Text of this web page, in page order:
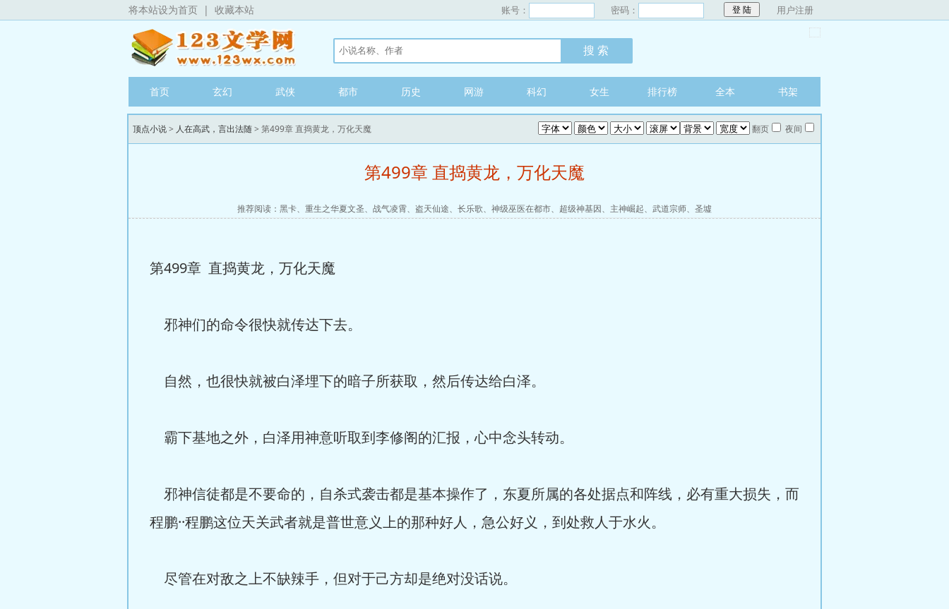
将本站设为首页 | 收藏本站 账号： 密码： 用户注册
首页 玄幻 武侠 都市 历史 网游 科幻 女生 排行榜 全本 书架
顶点小说> 人在高武，言出法随> 第499章 直捣黄龙，万化天魔 翻页 夜间
第499章 直捣黄龙，万化天魔
推荐阅读： 黑卡、 重生之华夏文圣、 战气凌霄、 盗天仙途、 长乐歌、 神级巫医在都市、 超级神基因、 主神崛起、 武道宗师、 圣墟
第499章 直捣黄龙，万化天魔
邪神们的命令很快就传达下去。
自然，也很快就被白泽埋下的暗子所获取，然后传达给白泽。
霸下基地之外，白泽用神意听取到李修阁的汇报，心中念头转动。
邪神信徒都是不要命的，自杀式袭击都是基本操作了，东夏所属的各处据点和阵线，必有重大损失，而
程鹏··程鹏这位天关武者就是普世意义上的那种好人，急公好义，到处救人于水火。
尽管在对敌之上不缺辣手，但对于己方却是绝对没话说。